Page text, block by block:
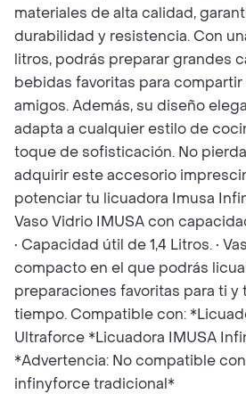
materiales de alta calidad,
durabilidad y resistencia. Con
litros, podrás preparar grandes
bebidas favoritas para
amigos. Además, su diseño
adapta a cualquier estilo de
toque de sofisticación. No
adquirir este accesorio
potenciar tu licuadora Imusa
Vaso Vidrio IMUSA con
• Capacidad útil de 1,4 Litros. •
compacto en el que podrás
preparaciones favoritas para ti y
tiempo. Compatible con:
Ultraforce *Licuadora IMUSA
*Advertencia: No compatible
infinyforce tradicional*